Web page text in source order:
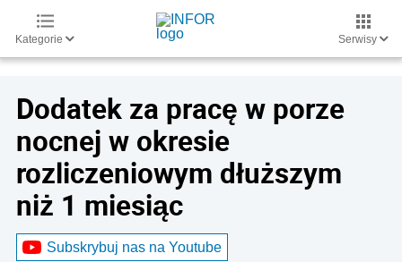
Kategorie Serwisy
Dodatek za pracę w porze
nocnej w okresie
rozliczeniowym dłuższym
niż 1 miesiąc
Subskrybuj nas na Youtube